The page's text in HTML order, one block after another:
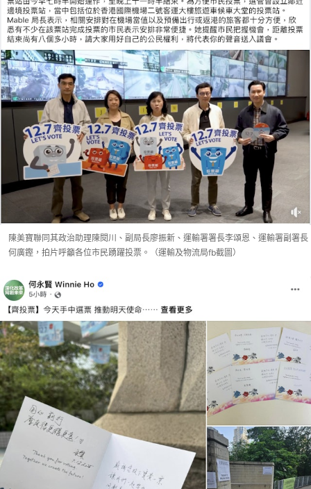
陳美寶聯同其政治助理陳閱川、副局長廖振新、運輸署署長李頌恩、運輸署副署長
何廣鏗，拍片呼籲各位市民踴躍投票。（運輸及物流局fb截圖）